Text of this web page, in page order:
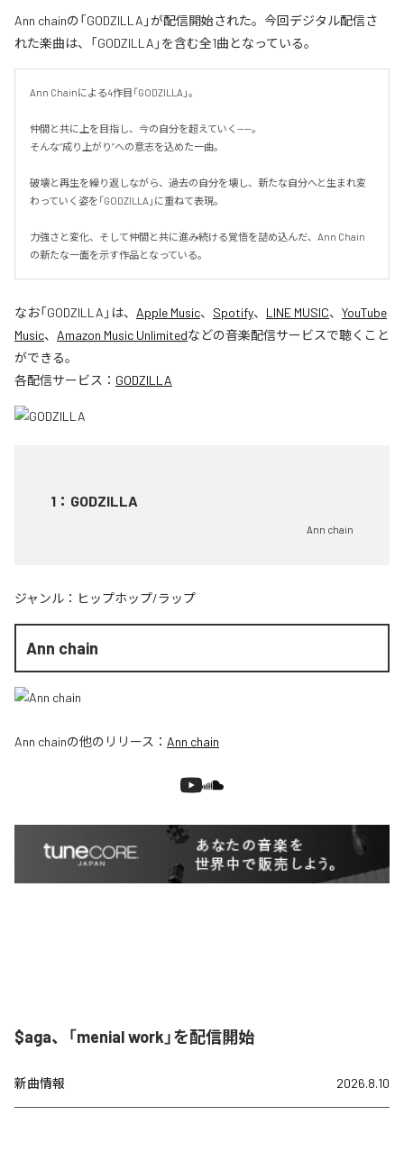
Ann chainの「GODZILLA」が配信開始された。今回デジタル配信さ
れた楽曲は、「GODZILLA」を含む全1曲となっている。
Ann Chainによる4作目「GODZILLA」。
仲間と共に上を目指し、今の自分を超えていく——。
そんな“成り上がり”への意志を込めた一曲。
破壊と再生を繰り返しながら、過去の自分を壊し、新たな自分へと生まれ変
わっていく姿を「GODZILLA」に重ねて表現。
力強さと変化、そして仲間と共に進み続ける覚悟を詰め込んだ、Ann Chain
の新たな一面を示す作品となっている。
なお「GODZILLA 」は、 Apple Music、 Spotify、 LINE MUSIC、 YouTube
Music、 Amazon Music Unlimitedなどの音楽配信サービスで聴くこと
ができる。
各配信サービス： GODZILLA
1 ： GODZILLA
Ann chain
ジャンル： ヒップホップ/ラップ
Ann chain
Ann chainの他のリリース： Ann chain
$aga、「menial work」を配信開始
新曲情報 2026.8.10